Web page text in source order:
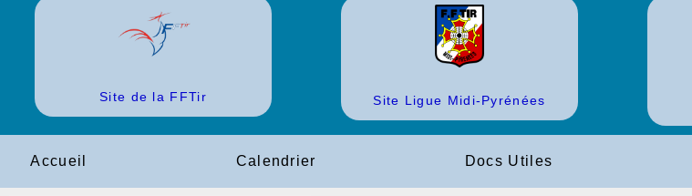
Site de la FFTir Site Ligue Midi-Pyrénées
Accueil Calendrier Docs Utiles